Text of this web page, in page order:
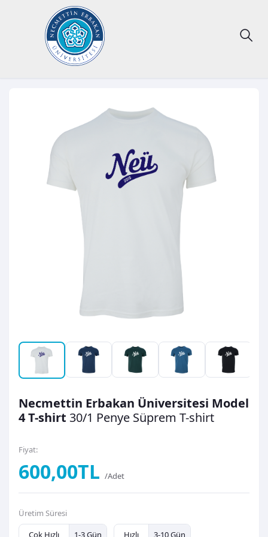
Necmettin Erbakan Üniversitesi Model
4 T-shirt 30/1 Penye Süprem T-shirt
Fiyat:
600,00TL /Adet
Üretim Süresi
Çok Hızlı
1-3 Gün Hızlı 3-10 Gün